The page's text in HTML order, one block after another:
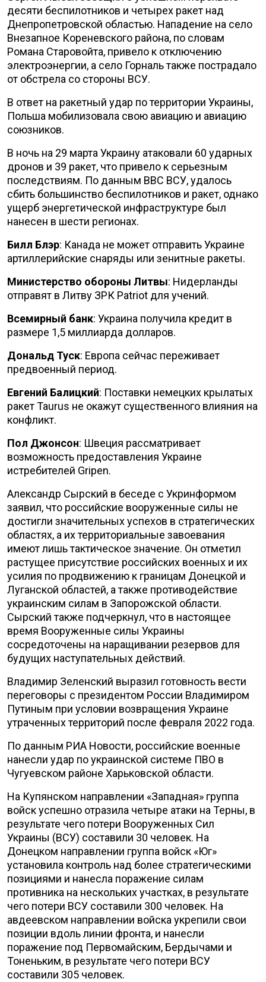
десяти беспилотников и четырех ракет над
Днепропетровской областью. Нападение на село
Внезапное Кореневского района, по словам
Романа Старовойта, привело к отключению
электроэнергии, а село Горналь также пострадало
от обстрела со стороны ВСУ.
В ответ на ракетный удар по территории Украины,
Польша мобилизовала свою авиацию и авиацию
союзников.
В ночь на 29 марта Украину атаковали 60 ударных
дронов и 39 ракет, что привело к серьезным
последствиям. По данным ВВС ВСУ, удалось
сбить большинство беспилотников и ракет, однако
ущерб энергетической инфраструктуре был
нанесен в шести регионах.
Билл Блэр: Канада не может отправить Украине
артиллерийские снаряды или зенитные ракеты.
Министерство обороны Литвы: Нидерланды
отправят в Литву ЗРК Patriot для учений.
Всемирный банк: Украина получила кредит в
размере 1,5 миллиарда долларов.
Дональд Туск: Европа сейчас переживает
предвоенный период.
Евгений Балицкий: Поставки немецких крылатых
ракет Taurus не окажут существенного влияния на
конфликт.
Пол Джонсон: Швеция рассматривает
возможность предоставления Украине
истребителей Gripen.
Александр Сырский в беседе с Укринформом
заявил, что российские вооруженные силы не
достигли значительных успехов в стратегических
областях, а их территориальные завоевания
имеют лишь тактическое значение. Он отметил
растущее присутствие российских военных и их
усилия по продвижению к границам Донецкой и
Луганской областей, а также противодействие
украинским силам в Запорожской области.
Сырский также подчеркнул, что в настоящее
время Вооруженные силы Украины
сосредоточены на наращивании резервов для
будущих наступательных действий.
Владимир Зеленский выразил готовность вести
переговоры с президентом России Владимиром
Путиным при условии возвращения Украине
утраченных территорий после февраля 2022 года.
По данным РИА Новости, российские военные
нанесли удар по украинской системе ПВО в
Чугуевском районе Харьковской области.
На Купянском направлении «Западная» группа
войск успешно отразила четыре атаки на Терны, в
результате чего потери Вооруженных Сил
Украины (ВСУ) составили 30 человек. На
Донецком направлении группа войск «Юг»
установила контроль над более стратегическими
позициями и нанесла поражение силам
противника на нескольких участках, в результате
чего потери ВСУ составили 300 человек. На
авдеевском направлении войска укрепили свои
позиции вдоль линии фронта, и нанесли
поражение под Первомайским, Бердычами и
Тоненьким, в результате чего потери ВСУ
составили 305 человек.